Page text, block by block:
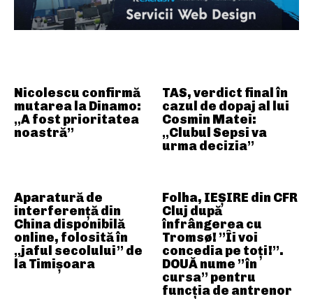
Nicolescu confirmă
mutarea la Dinamo:
„A fost prioritatea
noastră”
TAS, verdict final în
cazul de dopaj al lui
Cosmin Matei:
„Clubul Sepsi va
urma decizia”
Aparatură de
interferență din
China disponibilă
online, folosită în
„jaful secolului” de
la Timișoara
Folha, IEȘIRE din CFR
Cluj după
înfrângerea cu
Tromsø! ”Îi voi
concedia pe toți!”.
DOUĂ nume ”în
cursa” pentru
funcția de antrenor